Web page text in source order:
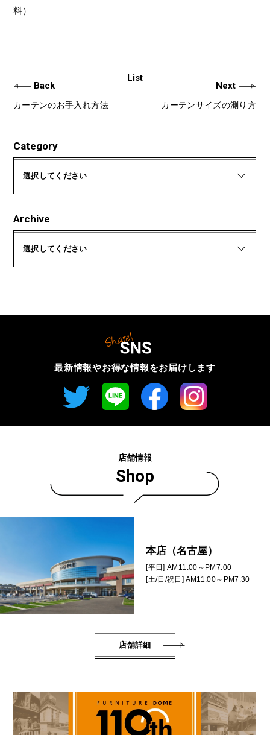
料）
Back
カーテンのお手入れ方法
Next
カーテンサイズの測り方
List
Category
選択してください
Archive
選択してください
店舗情報
Shop
本店（名古屋）
[平日] AM11:00～PM7:00
[土/日/祝日] AM11:00～PM7:30
店舗詳細
最新情報やお得な情報をお届けします